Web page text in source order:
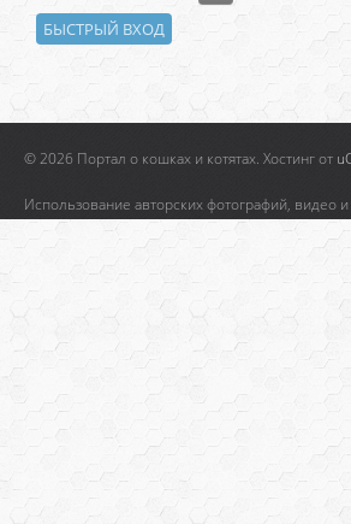
© 2026 Портал о кошках и котятах. Хостинг от
Использование авторских фотографий, видео